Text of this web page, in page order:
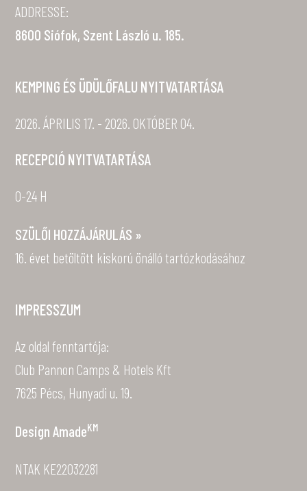
ADDRESSE:
8600 Siófok, Szent László u. 185.
KEMPING ÉS ÜDÜLŐFALU NYITVATARTÁSA
2026. ÁPRILIS 17. - 2026. OKTÓBER 04.
RECEPCIÓ NYITVATARTÁSA
0-24 H
SZÜLŐI HOZZÁJÁRULÁS »
16. évet betöltött kiskorú önálló tartózkodásához
IMPRESSZUM
Az oldal fenntartója:
Club Pannon Camps & Hotels Kft
7625 Pécs, Hunyadi u. 19.
Design AmadeKM
NTAK KE22032281